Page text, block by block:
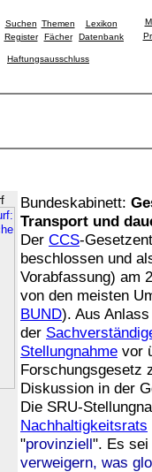
Suchen Themen
Lexikon
Register
Fächer Datenbank
Haftungsausschluss
Bundeskabinett:
Transport und
Der CCS-
beschlossen und
Vorabfassung) am
von den meisten
BUND). Aus
der
Stellungnahme vor
Forschungsgesetz
Diskussion in der
Die SRU-
Nachhaltigkeitsrats
"provinziell". Es sei
verweigern, was